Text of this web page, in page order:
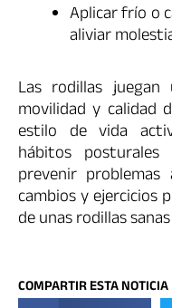
Aplicar frío o
aliviar
Las rodillas
movilidad y calidad
estilo de vida
hábitos posturales
prevenir
cambios y ejercicios
de unas rodillas
COMPARTIR ESTA NOTICIA